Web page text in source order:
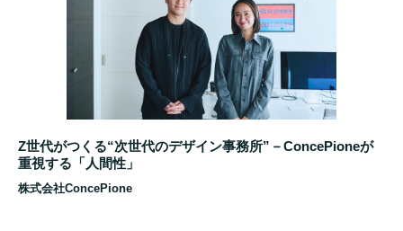
Z世代がつくる“次世代のデザイン事務所”－ConcePioneが
重視する「人間性」
株式会社ConcePione